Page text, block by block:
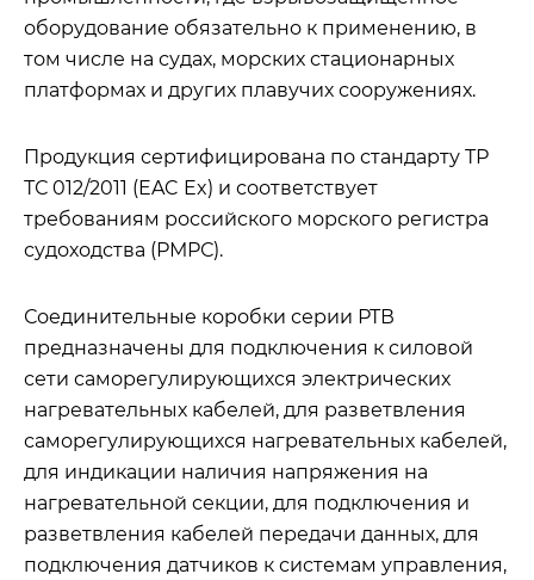
оборудование обязательно к применению, в
том числе на судах, морских стационарных
платформах и других плавучих сооружениях.
Продукция сертифицирована по стандарту ТР
ТС 012/2011 (EAC Ex) и соответствует
требованиям российского морского регистра
судоходства (РМРС).
Соединительные коробки серии РТВ
предназначены для подключения к силовой
сети саморегулирующихся электрических
нагревательных кабелей, для разветвления
саморегулирующихся нагревательных кабелей,
для индикации наличия напряжения на
нагревательной секции, для подключения и
разветвления кабелей передачи данных, для
подключения датчиков к системам управления,